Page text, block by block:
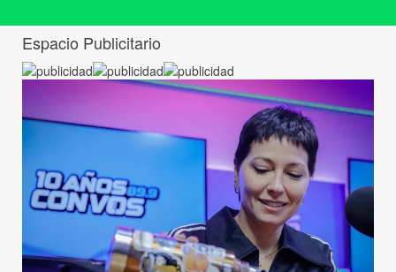
Espacio Publicitario